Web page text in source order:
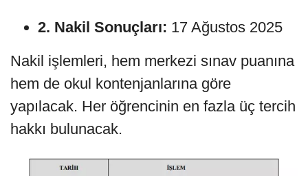
2. Nakil Sonuçları: 17 Ağustos 2025
Nakil işlemleri, hem merkezi sınav puanına
hem de okul kontenjanlarına göre
yapılacak. Her öğrencinin en fazla üç tercih
hakkı bulunacak.